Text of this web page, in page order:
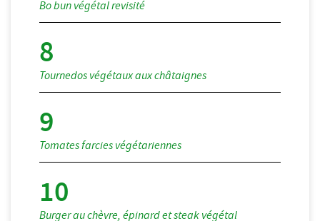
Bo bun végétal revisité
Tournedos végétaux aux châtaignes
Tomates farcies végétariennes
Burger au chèvre, épinard et steak végétal